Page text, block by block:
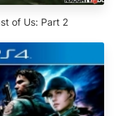
of Us: Part 2